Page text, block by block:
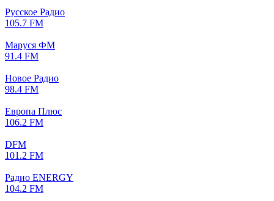
Русское Радио
105.7 FM
Маруся ФМ
91.4 FM
Новое Радио
98.4 FM
Европа Плюс
106.2 FM
DFM
101.2 FM
Радио ENERGY
104.2 FM